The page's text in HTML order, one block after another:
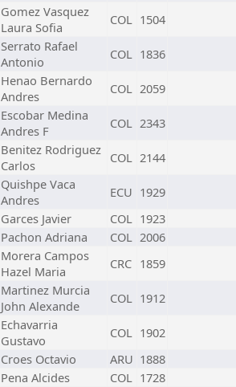
Gomez Vasquez
Laura Sofia
COL 1504
Serrato Rafael
Antonio
COL 1836
Henao Bernardo
Andres
COL 2059
Escobar Medina
Andres F
COL 2343
Benitez Rodriguez
Carlos
COL 2144
Quishpe Vaca
Andres
ECU 1929
Garces Javier COL 1923
Pachon Adriana COL 2006
Morera Campos
Hazel Maria
CRC 1859
Martinez Murcia
John Alexande
COL 1912
Echavarria
Gustavo
COL 1902
Croes Octavio ARU 1888
Pena Alcides COL 1728